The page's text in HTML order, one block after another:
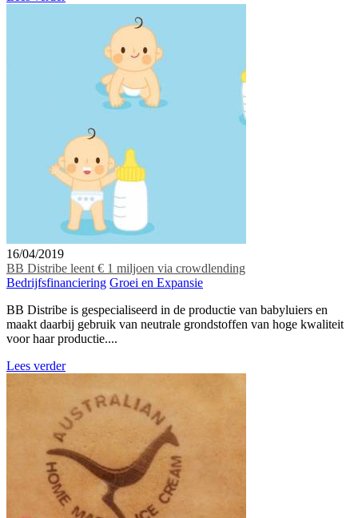
16/04/2019
BB Distribe leent € 1 miljoen via crowdlending
Bedrijfsfinanciering Groei en Expansie
BB Distribe is gespecialiseerd in de productie van babyluiers en
maakt daarbij gebruik van neutrale grondstoffen van hoge kwaliteit
voor haar productie....
Lees verder